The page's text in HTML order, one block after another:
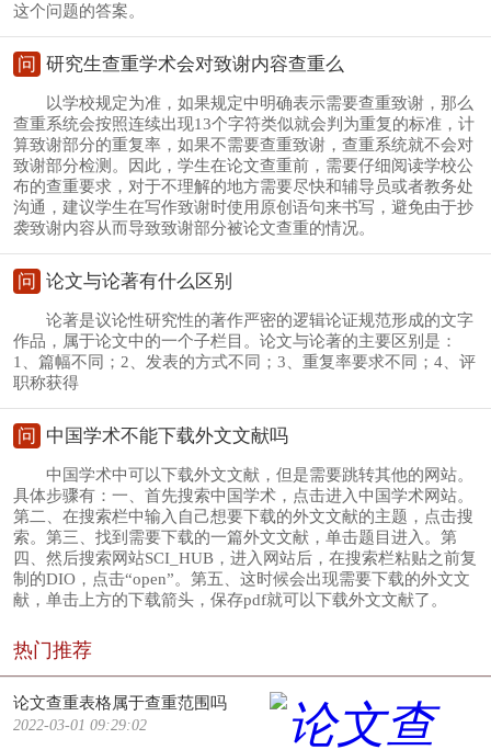
这个问题的答案。
问 研究生查重学术会对致谢内容查重么
以学校规定为准，如果规定中明确表示需要查重致谢，那么
查重系统会按照连续出现13个字符类似就会判为重复的标准，计
算致谢部分的重复率，如果不需要查重致谢，查重系统就不会对
致谢部分检测。因此，学生在论文查重前，需要仔细阅读学校公
布的查重要求，对于不理解的地方需要尽快和辅导员或者教务处
沟通，建议学生在写作致谢时使用原创语句来书写，避免由于抄
袭致谢内容从而导致致谢部分被论文查重的情况。
问 论文与论著有什么区别
论著是议论性研究性的著作严密的逻辑论证规范形成的文字
作品，属于论文中的一个子栏目。论文与论著的主要区别是：
1、篇幅不同；2、发表的方式不同；3、重复率要求不同；4、评
职称获得
问 中国学术不能下载外文文献吗
中国学术中可以下载外文文献，但是需要跳转其他的网站。
具体步骤有：一、首先搜索中国学术，点击进入中国学术网站。
第二、在搜索栏中输入自己想要下载的外文文献的主题，点击搜
索。第三、找到需要下载的一篇外文文献，单击题目进入。第
四、然后搜索网站SCI_HUB，进入网站后，在搜索栏粘贴之前复
制的DIO，点击“open”。第五、这时候会出现需要下载的外文文
献，单击上方的下载箭头，保存pdf就可以下载外文文献了。
热门推荐
论文查重表格属于查重范围吗
2022-03-01 09:29:02